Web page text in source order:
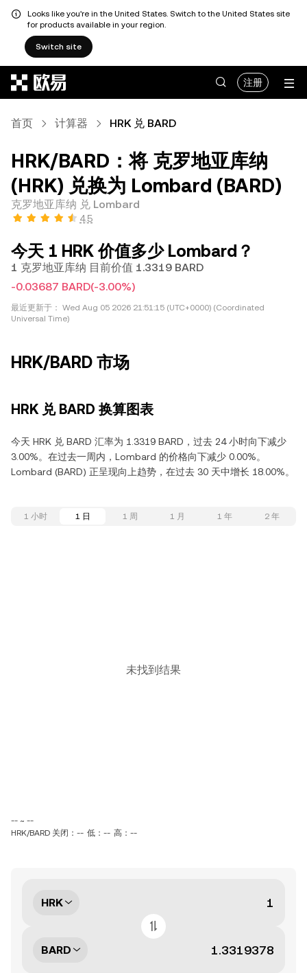
Looks like you're in the United States. Switch to the United States site
for products available in your region.
Switch site
注册
首页 计算器 HRK 兑 BARD
HRK/BARD：将 克罗地亚库纳
(HRK) 兑换为 Lombard (BARD)
克罗地亚库纳 兑 Lombard
4.5
今天 1 HRK 价值多少 Lombard？
1 克罗地亚库纳 目前价值 1.3319 BARD
-0.03687 BARD(-3.00%)
最近更新于： Wed Aug 05 2026 21:51:15 (UTC+0000) (Coordinated
Universal Time)
HRK/BARD 市场
HRK 兑 BARD 换算图表
今天 HRK 兑 BARD 汇率为 1.3319 BARD，过去 24 小时向下减少
3.00%。在过去一周内，Lombard 的价格向下减少 0.00%。
Lombard (BARD) 正呈现向上趋势，在过去 30 天中增长 18.00%。
1 小时 1 日 1 周 1 月 1 年 2 年
未找到结果
-- ~ --
HRK/BARD 关闭：-- 低：-- 高：--
HRK
BARD